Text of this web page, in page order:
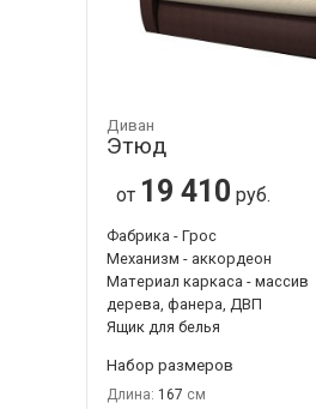
Диван
Этюд
от 19 410 руб.
Фабрика - Грос
Механизм - аккордеон
Материал каркаса - массив
дерева, фанера, ДВП
Ящик для белья
Набор размеров
Длина: 167